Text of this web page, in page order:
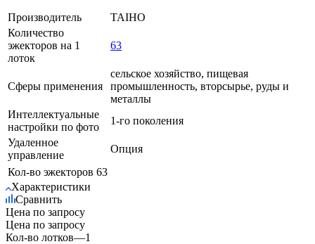
Производитель
TAIHO
Количество
эжекторов на 1
лоток
63
Сферы применения
сельское хозяйство, пищевая
промышленность, вторсырье, руды и
металлы
Интеллектуальные
настройки по фото
1-го поколения
Удаленное
управление
Опция
Кол-во эжекторов 63
Характеристики
Сравнить
Цена по запросу
Цена по запросу
Кол-во лотков—1